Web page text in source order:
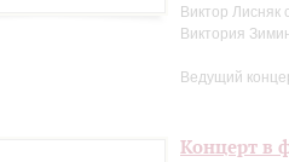
Виктор Лисняк
Виктория
Ведущий
Концерт в